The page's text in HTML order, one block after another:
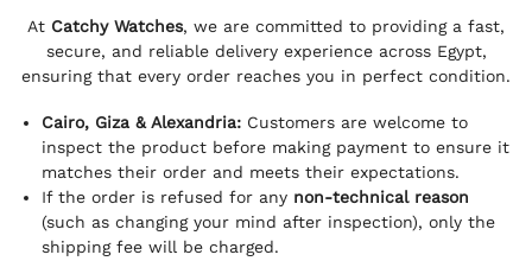
At Catchy Watches, we are committed to providing a fast,
secure, and reliable delivery experience across Egypt,
ensuring that every order reaches you in perfect condition.
Cairo, Giza & Alexandria: Customers are welcome to
inspect the product before making payment to ensure it
matches their order and meets their expectations.
If the order is refused for any non-technical reason
(such as changing your mind after inspection), only the
shipping fee will be charged.